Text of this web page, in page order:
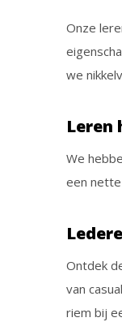
Onze
we
Leren
We
een
Ontdek
van
riem bij